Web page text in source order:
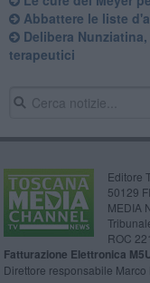
Abbattere le liste
Delibera
terapeutici
Editore
50129
MEDIA
ROC
Fatturazione Elettronica
Direttore responsabile Marco